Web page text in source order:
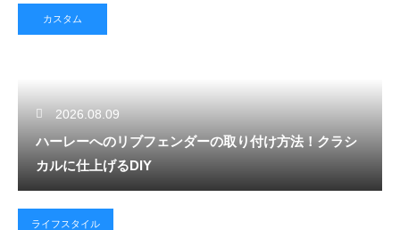
カスタム
2026.08.09
ハーレーへのリブフェンダーの取り付け方法！クラシ
カルに仕上げるDIY
ライフスタイル